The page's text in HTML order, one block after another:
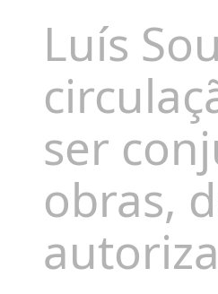
Luís
ser
obras,